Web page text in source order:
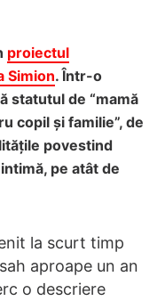
proiectul
Simion. Într-o
statutul de “mamă
copil și familie”, de
povestind
pe atât de
la scurt timp
aproape un an
o descriere